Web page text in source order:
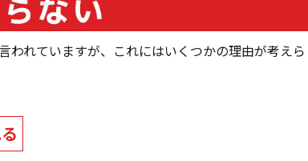
われていますが、これにはいくつかの理由が考えら